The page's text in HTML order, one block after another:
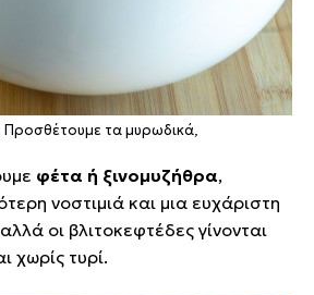
Προσθέτουμε τα μυρωδικά,
φέτα ή ξινομυζήθρα,
νοστιμιά και μια ευχάριστη
οι βλιτοκεφτέδες γίνονται
χωρίς τυρί.